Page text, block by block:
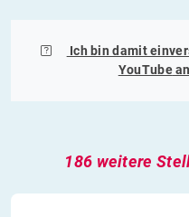
Ich bin damit
YouTube
186 weitere